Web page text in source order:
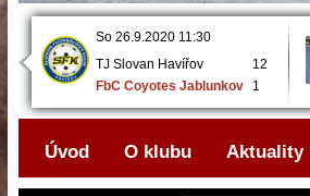
So 26.9.2020 11:30
TJ Slovan Havířov
12
FbC Coyotes Jablunkov
..
1
Úvod O klubu Aktuality